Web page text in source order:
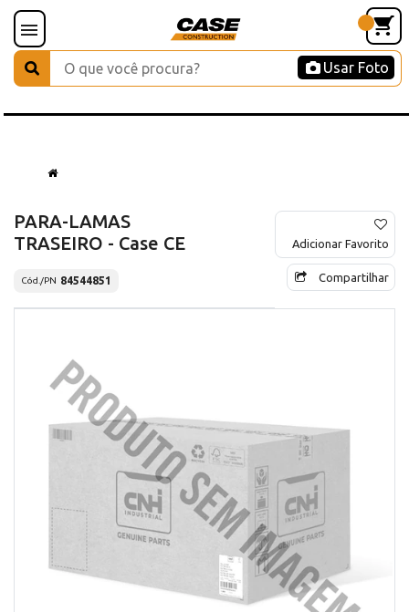
Usar Foto
PARA-LAMAS
TRASEIRO - Case CE
Cód./PN 84544851
Adicionar Favorito
Compartilhar